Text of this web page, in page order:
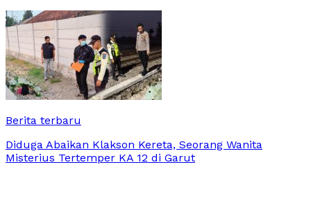
Berita terbaru
Diduga Abaikan Klakson Kereta, Seorang Wanita
Misterius Tertemper KA 12 di Garut